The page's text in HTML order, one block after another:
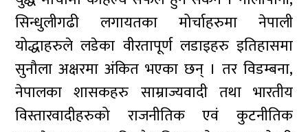
सिन्धुलीगढी लगायतका मोर्चाहरुमा नेपाली
योद्धाहरुले लडेका वीरतापूर्ण लडाइहरु इतिहासमा
सुनौला अक्षरमा अंकित भएका छन् । तर विडम्बना,
नेपालका शासकहरु साम्राज्यवादी तथा भारतीय
विस्तारवादीहरुको राजनीतिक एवं कुटनीतिक